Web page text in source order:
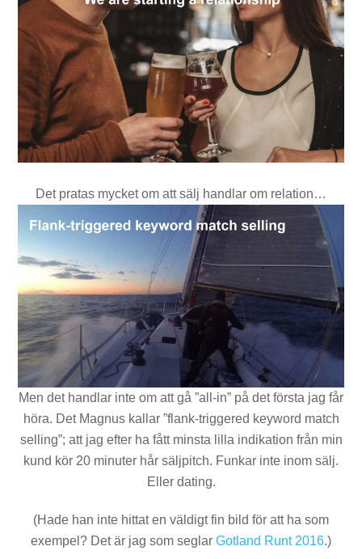
Det pratas mycket om att sälj handlar om relation…
Men det handlar inte om att gå ”all-in” på det första jag får
höra. Det Magnus kallar ”flank-triggered keyword match
selling”; att jag efter ha fått minsta lilla indikation från min
kund kör 20 minuter hår säljpitch. Funkar inte inom sälj.
Eller dating.
(Hade han inte hittat en väldigt fin bild för att ha som
exempel? Det är jag som seglar Gotland Runt 2016.)